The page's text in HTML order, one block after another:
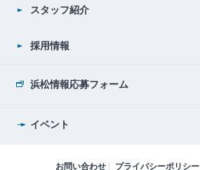
スタッフ紹介
採用情報
浜松情報応募フォーム
イベント
お問い合わせ プライバシーポリシー